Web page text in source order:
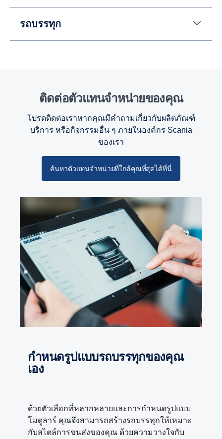
เบรกเสริมรีทาร์เดอร์บน G33CM ยังได้รับการปรับปรุง
และพัฒนาให้ดียิ่งขึ้น ซึ่งตอนนี้สามารถให้แรงบิด
4700 นิวตันเมตรที่ความเร็วเพลากลางต่ำกว่า 600
รอบต่อนาที
รถบรรทุก
ติดต่อตัวแทนจำหน่ายของคุณ
โปรดติดต่อเราหากคุณมีคำถามเกี่ยวกับผลิตภัณฑ์
บริการ หรือกิจกรรมอื่น ๆ ภายในองค์กร Scania
ของเรา
ค้นหาตัวแทนจำหน่ายที่ใกล้คุณที่สุดได้ที่นี่
กำหนดรูปแบบรถบรรทุกของคุณ
เอง
ด้วยตัวเลือกที่หลากหลายและการกำหนดรูปแบบ
โมดูลาร์ คุณจึงสามารถสร้างรถบรรทุกให้เหมาะ
กับสไตล์การขนส่งของคุณ ด้วยความวางใจกับ